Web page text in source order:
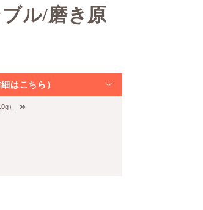
ル/磨き原
はこちら）
）